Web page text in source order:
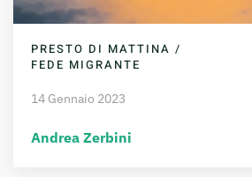
PRESTO DI MATTINA /
FEDE MIGRANTE
14 Gennaio 2023
Andrea Zerbini